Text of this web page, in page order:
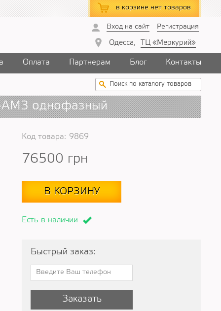
в корзине нет товаров
Вход на сайт Регистрация
Одесса, ТЦ «Меркурий»
Оплата Партнерам Блог Контакты
AM3 однофазный
Код товара: 9869
76500 грн
В КОРЗИНУ
Есть в наличии
Быстрый заказ:
Заказать